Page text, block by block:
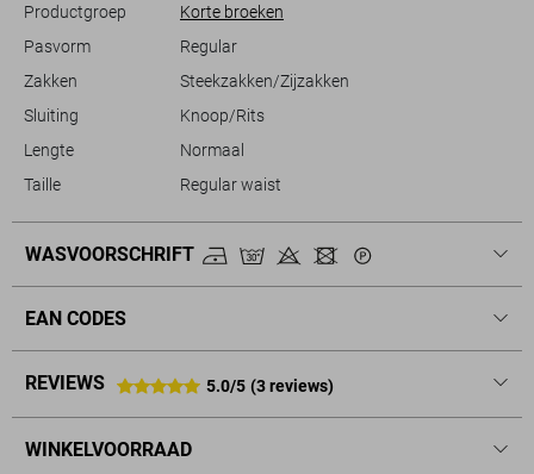
Productgroep
Korte broeken
Pasvorm
Regular
Zakken
Steekzakken/Zijzakken
Sluiting
Knoop/Rits
Lengte
Normaal
Taille
Regular waist
WASVOORSCHRIFT
EAN CODES
REVIEWS 5.0/5 (3 reviews)
WINKELVOORRAAD